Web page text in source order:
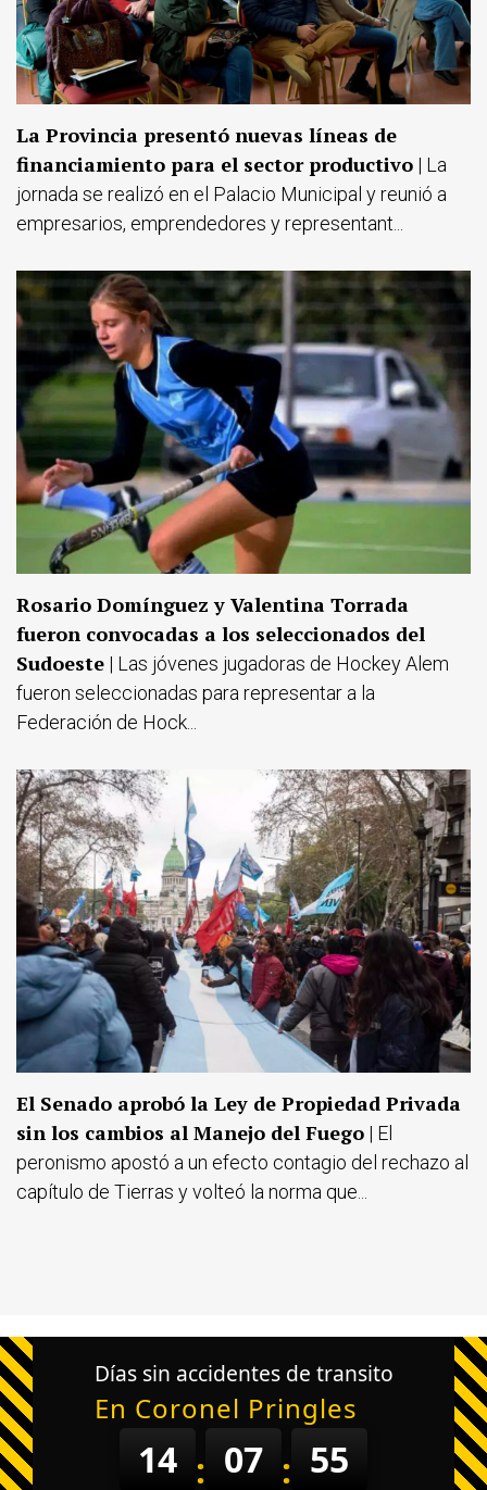
La Provincia presentó nuevas líneas de
financiamiento para el sector productivo | La
jornada se realizó en el Palacio Municipal y reunió a
empresarios, emprendedores y representant...
Rosario Domínguez y Valentina Torrada
fueron convocadas a los seleccionados del
Sudoeste | Las jóvenes jugadoras de Hockey Alem
fueron seleccionadas para representar a la
Federación de Hock...
El Senado aprobó la Ley de Propiedad Privada
sin los cambios al Manejo del Fuego | El
peronismo apostó a un efecto contagio del rechazo al
capítulo de Tierras y volteó la norma que...
Días sin accidentes de transito
En Coronel Pringles
14 : 07 : 55